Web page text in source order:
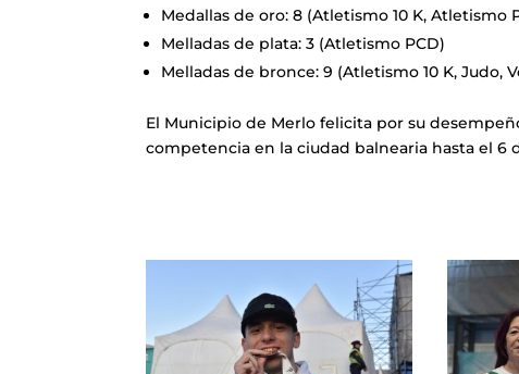
Medallas de oro: 8 (Atletismo 10 K, Atletismo
Melladas de plata: 3 (Atletismo PCD)
Melladas de bronce: 9 (Atletismo 10 K, Judo,
El Municipio de Merlo felicita por su
competencia en la ciudad balnearia hasta el 6